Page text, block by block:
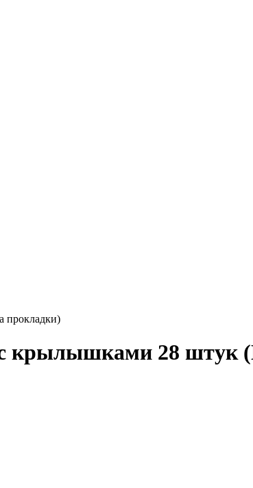
прокладки)
крылышками 28 штук